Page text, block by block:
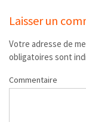
Laisser un
Votre adresse de
obligatoires sont
Commentaire